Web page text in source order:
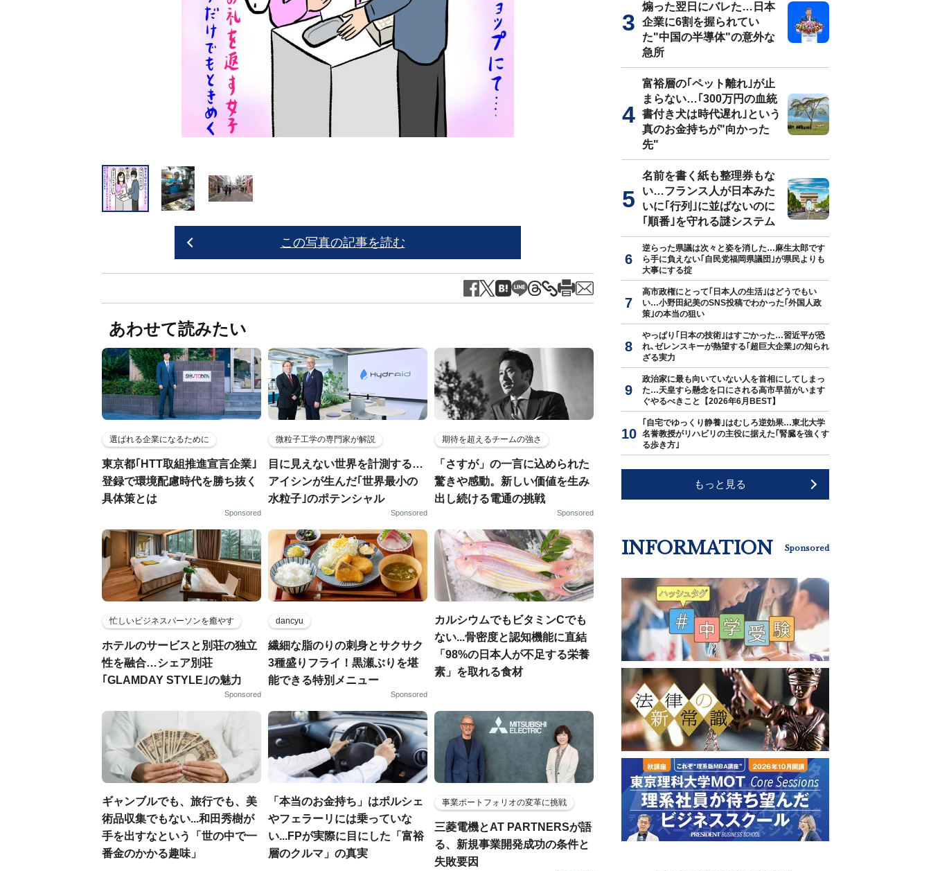
スマホを向けるとノリノリでポーズしてくれたフレンドリーなチーズボール
この写真の記事を読む
あわせて読みたい
選ばれる企業になるために
東京都｢HTT取組推進宣言企業｣
登録で環境配慮時代を勝ち抜く
具体策とは
Sponsored
微粒子工学の専門家が解説
目に見えない世界を計測する…
アイシンが生んだ｢世界最小の
水粒子｣のポテンシャル
Sponsored
期待を超えるチームの強さ
「さすが」の一言に込められた
驚きや感動。新しい価値を生み
出し続ける電通の挑戦
Sponsored
忙しいビジネスパーソンを癒やす
ホテルのサービスと別荘の独立
性を融合…シェア別荘
｢GLAMDAY STYLE｣の魅力
Sponsored
dancyu
繊細な脂のりの刺身とサクサク
3種盛りフライ！黒瀬ぶりを堪
能できる特別メニュー
Sponsored
カルシウムでもビタミンCでも
ない...骨密度と認知機能に直結
「98%の日本人が不足する栄養
素」を取れる食材
ギャンブルでも、旅行でも、美
術品収集でもない...和田秀樹が
手を出すなという「世の中で一
番金のかかる趣味」
「本当のお金持ち」はポルシェ
やフェラーリには乗っていな
い...FPが実際に目にした「富裕
層のクルマ」の真実
事業ポートフォリオの変革に挑戦
三菱電機とAT PARTNERSが語
る、新規事業開発成功の条件と
失敗要因
煽った翌日にバレた…日本
企業に6割を握られてい
た"中国の半導体"の意外な
急所
富裕層の｢ペット離れ｣が止
まらない…｢300万円の血統
書付き犬は時代遅れ｣という
真のお金持ちが"向かった
先"
名前を書く紙も整理券もな
い…フランス人が日本みた
いに｢行列｣に並ばないのに
｢順番｣を守れる謎システム
逆らった県議は次々と姿を消した…麻生太郎です
ら手に負えない｢自民党福岡県議団｣が県民よりも
大事にする掟
高市政権にとって｢日本人の生活｣はどうでもい
い…小野田紀美のSNS投稿でわかった｢外国人政
策｣の本当の狙い
やっぱり｢日本の技術｣はすごかった…習近平が恐
れ､ゼレンスキーが熱望する｢超巨大企業｣の知られ
ざる実力
政治家に最も向いていない人を首相にしてしまっ
た…天皇すら懸念を口にされる高市早苗がいます
ぐやるべきこと【2026年6月BEST】
｢自宅でゆっくり静養｣はむしろ逆効果…東北大学
名誉教授がリハビリの主役に据えた｢腎臓を強くす
る歩き方｣
もっと見る
INFORMATION Sponsored